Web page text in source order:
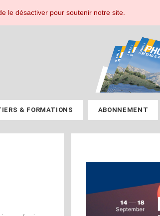
ESPACE ABONNÉ
& FORMATIONS ABONNEMENT
le désactiver pour soutenir notre site.